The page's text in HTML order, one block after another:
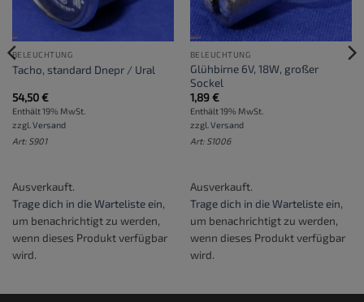
BELEUCHTUNG
Tacho, standard Dnepr / Ural
54,50€
Enthält 19% MwSt.
zzgl. Versand
Art: S901
Ausverkauft.
Trage dich in die Warteliste ein,
um benachrichtigt zu werden,
wenn dieses Produkt verfügbar
wird.
BELEUCHTUNG
Glühbirne 6V, 18W, großer
Sockel
1,89€
Enthält 19% MwSt.
zzgl. Versand
Art: S1006
Ausverkauft.
Trage dich in die Warteliste ein,
um benachrichtigt zu werden,
wenn dieses Produkt verfügbar
wird.